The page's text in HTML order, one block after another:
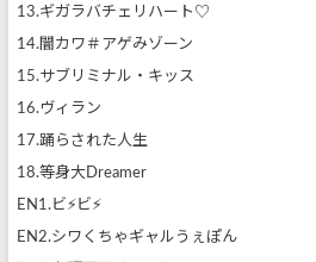
13.ギガラバチェリハート♡
14.闇カワ＃アゲみゾーン
15.サブリミナル・キッス
16.ヴィラン
17.踊らされた人生
18.等身大Dreamer
EN1.ビ⚡️ビ⚡️
EN2.シワくちゃギャルうぇぽん